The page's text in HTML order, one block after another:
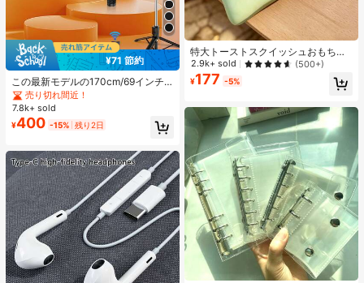
¥71 節約
この最新モデルの170cm/69インチ
のBluetoothリモコン式セルフィース
ティック、スマホホルダー、LEDラ
イト付きは合金素材で作られていま
す。ビデオ撮影、ライフレコーディ
ング、旅行に適しています。伸縮、
360度回転、スタビライザー、折り
たたみ式の携帯用三脚式セルフィー
スティックです。バレンタインデー
のカップル撮影に最適なツールで
す。
売り切れ間近！
7.8k+ sold
¥400 -15% 残り2日
特大トーストスクイッシュおもち
ゃ、超ソフトバタートーストストレ
ス解消スクイーズおもちゃ、ピン
ク、イエロー、ホワイト、グリーン
シュおもちゃ -- 誕生日やホリデーギ
フト、日常のサプライズ小ギフトに
最適、かわいい、気分を高める
2.9k+ sold (500+)
¥177 -5%
#1 ベストセラー
マルチカラー バインダー